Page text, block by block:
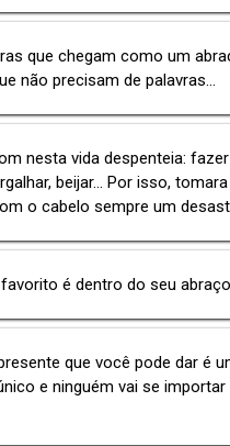
que chegam como um
não precisam de palavras...
nesta vida despenteia:
beijar... Por isso,
o cabelo sempre um
é dentro do seu
que você pode dar é
e ninguém vai se